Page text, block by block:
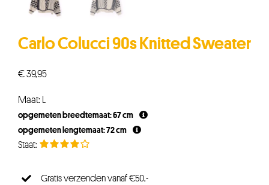
Carlo Colucci 90s Knitted Sweater
€39,95
Maat: L
opgemeten breedtemaat: 67 cm
opgemeten lengtemaat: 72 cm
Gratis verzenden vanaf €50,-